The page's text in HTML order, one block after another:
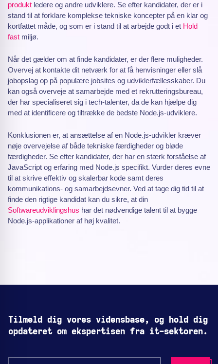
produkt ledere og andre udviklere. Se efter kandidater, der er i
stand til at forklare komplekse tekniske koncepter på en klar og
kortfattet måde, og som er i stand til at arbejde godt i et Hold
fast miljø.
Når det gælder om at finde kandidater, er der flere muligheder.
Overvej at kontakte dit netværk for at få henvisninger eller slå
jobopslag op på populære jobsites og udviklerfællesskaber. Du
kan også overveje at samarbejde med et rekrutteringsbureau,
der har specialiseret sig i tech-talenter, da de kan hjælpe dig
med at identificere og tiltrække de bedste Node.js-udviklere.
Konklusionen er, at ansættelse af en Node.js-udvikler kræver
nøje overvejelse af både tekniske færdigheder og bløde
færdigheder. Se efter kandidater, der har en stærk forståelse af
JavaScript og erfaring med Node.js specifikt. Vurder deres evne
til at skrive effektiv og skalerbar kode samt deres
kommunikations- og samarbejdsevner. Ved at tage dig tid til at
finde den rigtige kandidat kan du sikre, at din
Softwareudviklingshus har det nødvendige talent til at bygge
Node.js-applikationer af høj kvalitet.
Tilmeld dig vores vidensbase, og hold dig
opdateret om ekspertisen fra it-sektoren.